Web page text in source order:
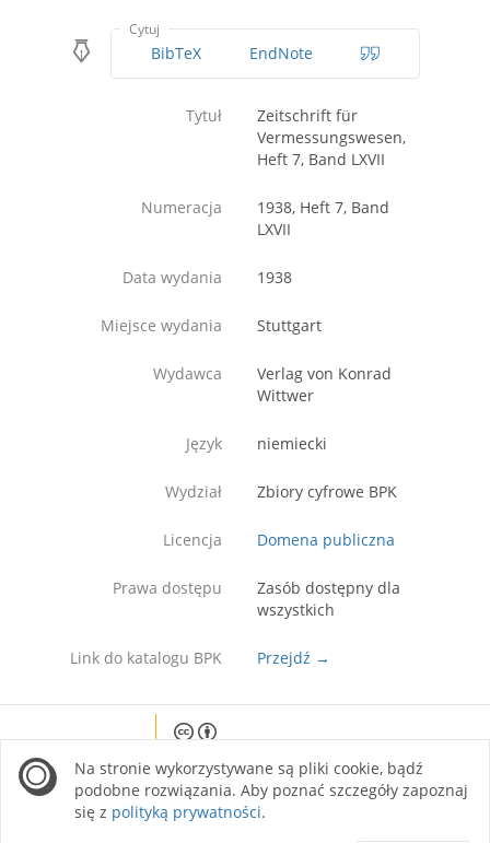
Cytuj
BibTeX EndNote
Tytuł
Zeitschrift für
Vermessungswesen,
Heft 7, Band LXVII
Numeracja
1938, Heft 7, Band
LXVII
Data wydania 1938
Miejsce wydania Stuttgart
Wydawca
Verlag von Konrad
Wittwer
Język niemiecki
Wydział Zbiory cyfrowe BPK
Licencja Domena publiczna
Prawa dostępu
Zasób dostępny dla
wszystkich
Link do katalogu BPK Przejdź →
site is licensed under a Creative Commons
Attribution 4.0 International license.
Na stronie wykorzystywane są pliki cookie, bądź
podobne rozwiązania. Aby poznać szczegóły zapoznaj
się z polityką prywatności.